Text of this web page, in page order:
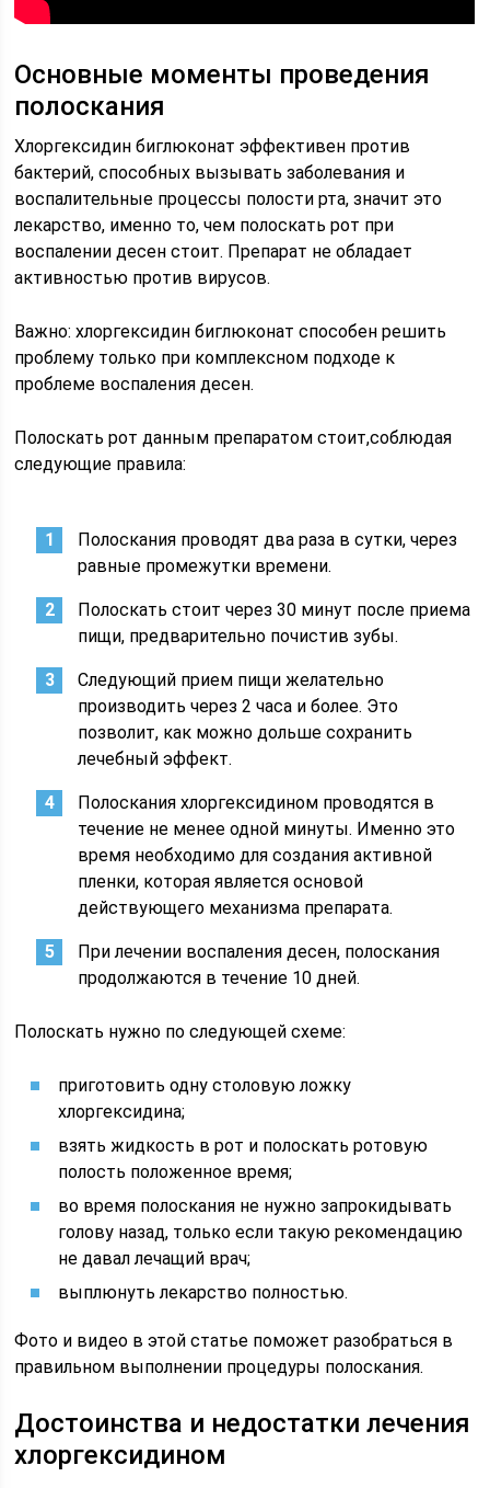
Основные моменты проведения
полоскания
Хлоргексидин биглюконат эффективен против
бактерий, способных вызывать заболевания и
воспалительные процессы полости рта, значит это
лекарство, именно то, чем полоскать рот при
воспалении десен стоит. Препарат не обладает
активностью против вирусов.
Важно: хлоргексидин биглюконат способен решить
проблему только при комплексном подходе к
проблеме воспаления десен.
Полоскать рот данным препаратом стоит,соблюдая
следующие правила:
Полоскания проводят два раза в сутки, через
равные промежутки времени.
Полоскать стоит через 30 минут после приема
пищи, предварительно почистив зубы.
Следующий прием пищи желательно
производить через 2 часа и более. Это
позволит, как можно дольше сохранить
лечебный эффект.
Полоскания хлоргексидином проводятся в
течение не менее одной минуты. Именно это
время необходимо для создания активной
пленки, которая является основой
действующего механизма препарата.
При лечении воспаления десен, полоскания
продолжаются в течение 10 дней.
Полоскать нужно по следующей схеме:
приготовить одну столовую ложку
хлоргексидина;
взять жидкость в рот и полоскать ротовую
полость положенное время;
во время полоскания не нужно запрокидывать
голову назад, только если такую рекомендацию
не давал лечащий врач;
выплюнуть лекарство полностью.
Фото и видео в этой статье поможет разобраться в
правильном выполнении процедуры полоскания.
Достоинства и недостатки лечения
хлоргексидином